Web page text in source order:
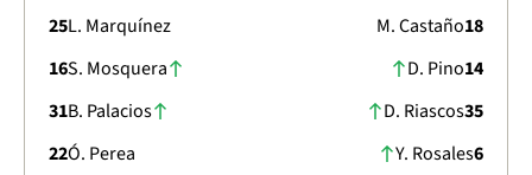
25L. Marquínez
16S. Mosquera
31B. Palacios
22Ó. Perea
18
M. Castaño
14
D. Pino
35
D. Riascos
6
Y. Rosales